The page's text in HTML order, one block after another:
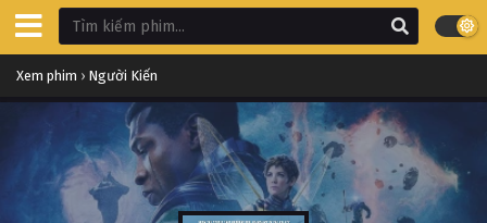
Xem phim › Người Kiến